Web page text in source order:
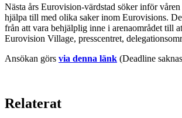
Nästa års Eurovision-värdstad söker inför
hjälpa till med olika saker inom Eurovisions.
från att vara behjälplig inne i arenaområdet till
Eurovision Village, presscentret,
Ansökan görs via denna länk (Deadline
Relaterat